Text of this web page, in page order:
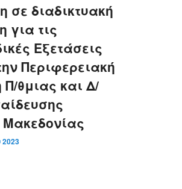
σε διαδικτυακή
για τις
Εξετάσεις
Περιφερειακή
Π/θμιας και Δ/
Μακεδονίας
2023